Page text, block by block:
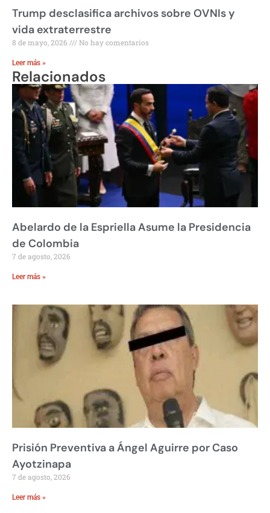
Trump desclasifica archivos sobre OVNIs y
vida extraterrestre
8 de mayo, 2026 No hay comentarios
Leer más »
Relacionados
Abelardo de la Espriella Asume la Presidencia
de Colombia
7 de agosto, 2026
Leer más »
Prisión Preventiva a Ángel Aguirre por Caso
Ayotzinapa
7 de agosto, 2026
Leer más »